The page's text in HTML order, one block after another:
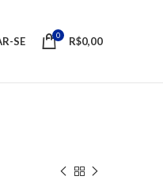
SE 0 R$0,00